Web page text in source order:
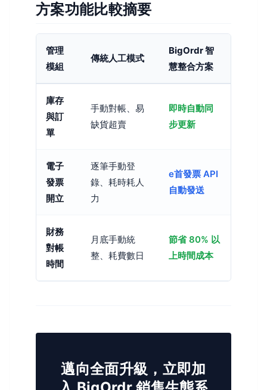
方案功能比較摘要
管理
模組
傳統人工模式
BigOrdr 智
慧整合方案
庫存
與訂
單
手動對帳、易
缺貨超賣
即時自動同
步更新
電子
發票
開立
逐筆手動登
錄、耗時耗人
力
e首發票 API
自動發送
財務
對帳
時間
月底手動統
整、耗費數日
節省 80% 以
上時間成本
邁向全面升級，立即加